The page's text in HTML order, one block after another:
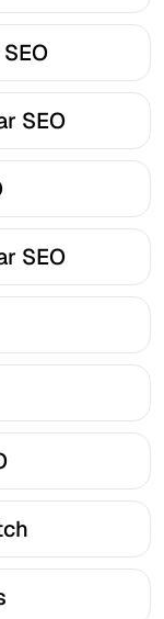
SEO
SEO